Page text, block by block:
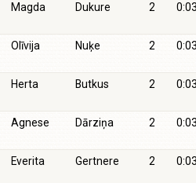
Magda Dukure 2
Olīvija Nuķe 2
Herta Butkus 2
Agnese Dārziņa 2
Everita Gertnere 2